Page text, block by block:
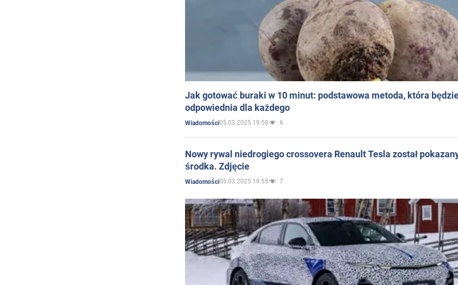
Jak gotować buraki w 10 minut: podstawowa metoda, która
odpowiednia dla każdego
Wiadomości05.03.2025 19:58 6
Nowy rywal niedrogiego crossovera Renault Tesla został
środka. Zdjęcie
Wiadomości05.03.2025 19:55 7